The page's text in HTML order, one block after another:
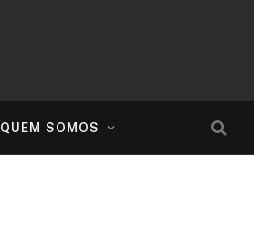
QUEM SOMOS